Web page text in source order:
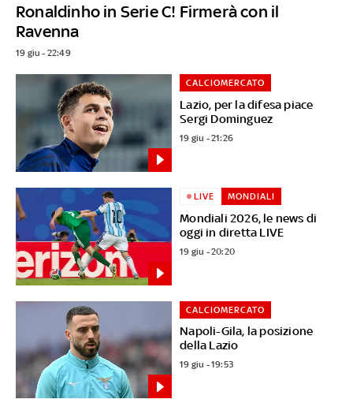
Ronaldinho in Serie C! Firmerà con il
Ravenna
19 giu - 22:49
Lazio, per la difesa piace
Sergi Dominguez
CALCIOMERCATO
19 giu - 21:26
Mondiali 2026, le news di
oggi in diretta LIVE
LIVE MONDIALI
19 giu - 20:20
Napoli-Gila, la posizione
della Lazio
CALCIOMERCATO
19 giu - 19:53